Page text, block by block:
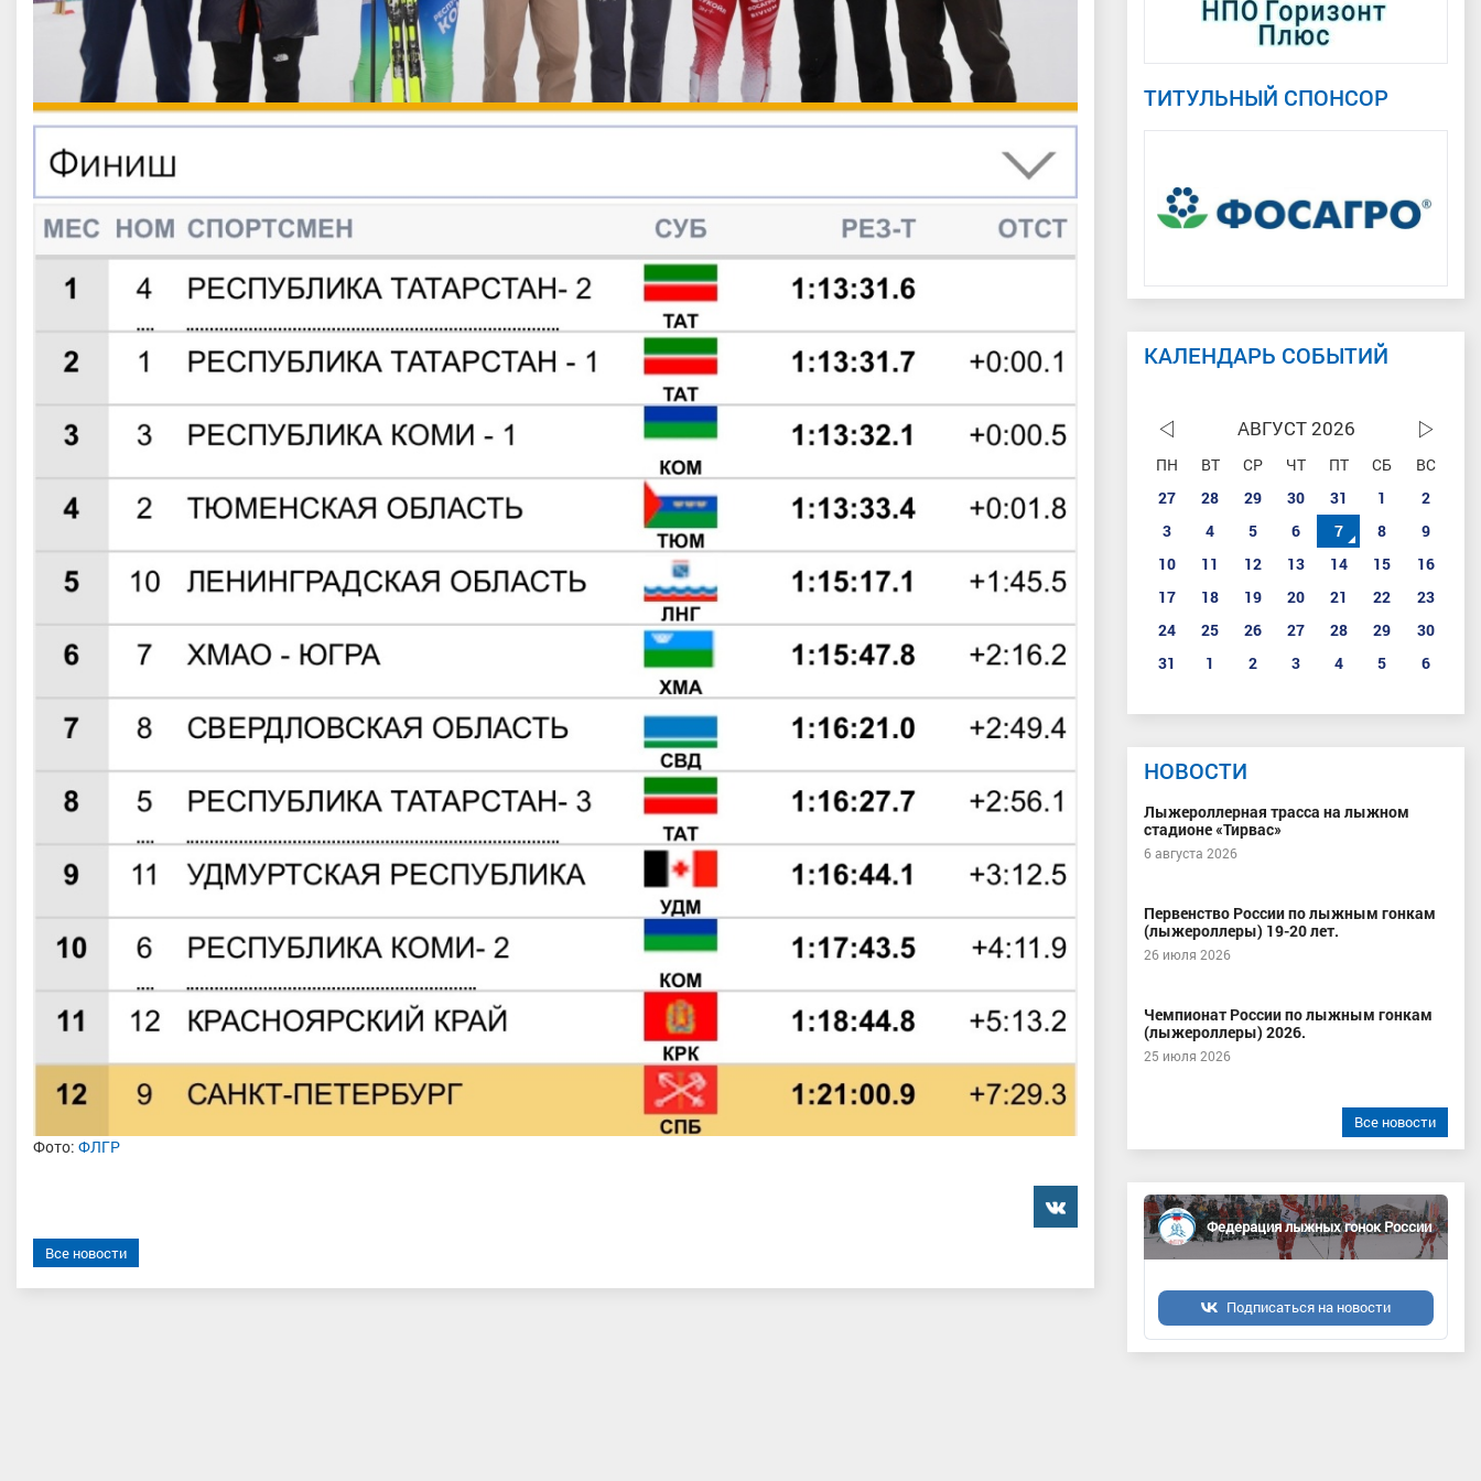
Фото: ФЛГР
���������
Все новости
ТИТУЛЬНЫЙ СПОНСОР
КАЛЕНДАРЬ СОБЫТИЙ
АВГУСТ 2026
ПН ВТ СР ЧТ ПТ СБ
ВС
27
28 29 30 31 1
2
3
4 5 6 7 8
9
10
11 12 13 14 15
16
17
18 19 20 21 22
23
24
25 26 27 28 29
30
31
1 2 3 4 5 6
НОВОСТИ
Лыжероллерная трасса на лыжном
стадионе «Тирвас»
6 августа 2026
Первенство России по лыжным гонкам
(лыжероллеры) 19-20 лет.
26 июля 2026
Чемпионат России по лыжным гонкам
(лыжероллеры) 2026.
25 июля 2026
Все новости
Федерация лыжных гонок России
Подписаться на новости